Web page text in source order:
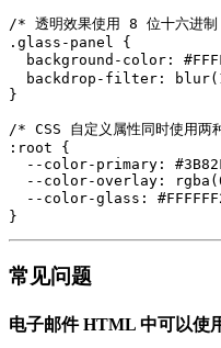
/* 透明效果使用 8 位十六进
.glass-panel {
background-color:
backdrop-filter:
}
/* CSS 自定义属性同时使用
:root {
--color-primary:
--color-overlay:
--color-glass:
常见问题
电子邮件 HTML 中可以使